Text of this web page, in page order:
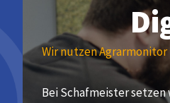
Wir nutzen Agrarmonitor
Bei Schafmeister